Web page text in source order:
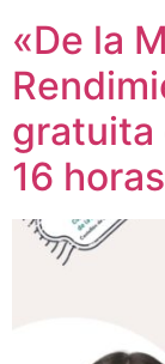
«De la
gratuita
16 horas